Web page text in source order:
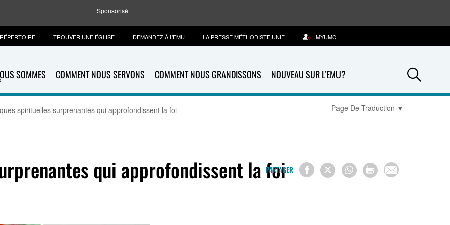
Sponsorisé
SOMMES COMMENT NOUS SERVONS COMMENT NOUS GRANDISSONS NOUVEAU SUR L’EMU?
RÉPERTOIRE TROUVER UNE ÉGLISE DEMANDEZ À L’EMU LA PRESSE MÉTHODISTE UNIE MYUMC
spirituelles surprenantes qui approfondissent la foi Page De Traduction ▼
qui approfondissent la foi
PARTAGER